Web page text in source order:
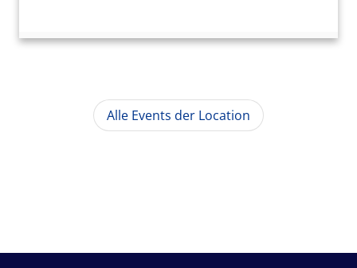
Alle Events der Location